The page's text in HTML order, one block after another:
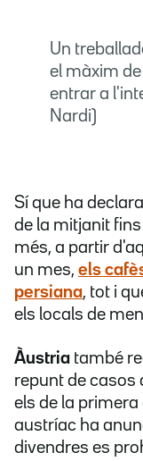
Un
el màxim
entrar a
Nardi)
Sí que ha
de la mitjanit
més, a partir
un mes, els
persiana, tot i
els locals de
Àustria també
repunt de casos
els de la
austríac ha
divendres es